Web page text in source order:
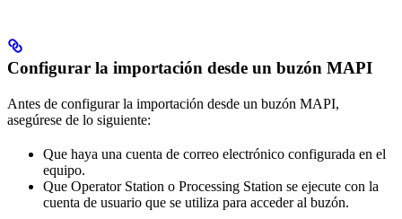
Configurar la importación desde un buzón MAPI
Antes de configurar la importación desde un buzón MAPI,
asegúrese de lo siguiente:
Que haya una cuenta de correo electrónico configurada en el
equipo.
Que Operator Station o Processing Station se ejecute con la
cuenta de usuario que se utiliza para acceder al buzón.